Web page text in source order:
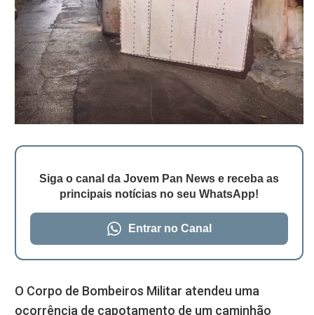
Siga o canal da Jovem Pan News e receba as
principais notícias no seu WhatsApp!
Entrar no Canal
O Corpo de Bombeiros Militar atendeu uma
ocorrência de capotamento de um caminhão